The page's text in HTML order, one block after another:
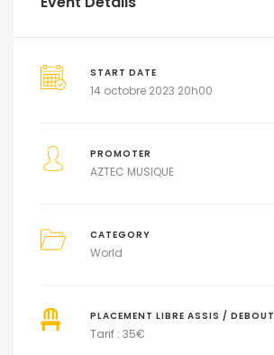
START DATE
14 octobre 2023 20h00
PROMOTER
AZTEC MUSIQUE
CATEGORY
World
PLACEMENT LIBRE ASSIS / DEBOUT
Tarif : 35€